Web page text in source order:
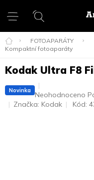
obsah
FOTOAPARÁTY
Kompaktní fotoaparáty
Kodak Ultra F8
Novinka
Průměrné
hodnocení
Neohodnoceno
Značka: Kodak Kód: